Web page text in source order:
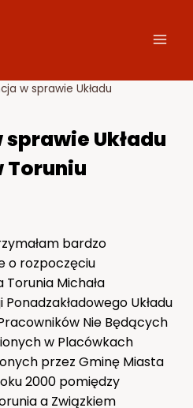
w sprawie Układu
Układu
Toruniu
bardzo
o rozpoczęciu
Michała
Układu
Nie Będących
w Placówkach
przez Gminę Miasta
2000 pomiędzy
a Związkiem